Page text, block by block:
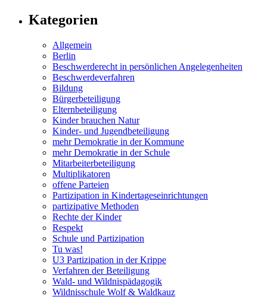
Kategorien
Allgemein
Berlin
Beschwerderecht in persönlichen Angelegenheiten
Beschwerdeverfahren
Bildung
Bürgerbeteiligung
Elternbeteiligung
Kinder brauchen Natur
Kinder- und Jugendbeteiligung
mehr Demokratie in der Kommune
mehr Demokratie in der Schule
Mitarbeiterbeteiligung
Multiplikatoren
offene Parteien
Partizipation in Kindertageseinrichtungen
partizipative Methoden
Rechte der Kinder
Respekt
Schule und Partizipation
Tu was!
U3 Partizipation in der Krippe
Verfahren der Beteiligung
Wald- und Wildnispädagogik
Wildnisschule Wolf & Waldkauz